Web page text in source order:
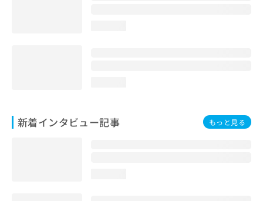
新着インタビュー記事 もっと見る